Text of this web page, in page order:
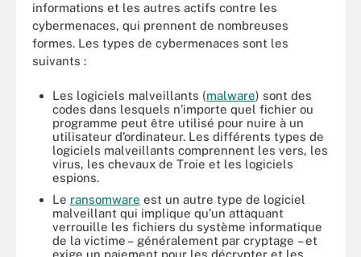
informations et les autres actifs contre les
cybermenaces, qui prennent de nombreuses
formes. Les types de cybermenaces sont les
suivants :
Les logiciels malveillants (malware) sont des
codes dans lesquels n’importe quel fichier ou
programme peut être utilisé pour nuire à un
utilisateur d’ordinateur. Les différents types de
logiciels malveillants comprennent les vers, les
virus, les chevaux de Troie et les logiciels
espions.
Le ransomware est un autre type de logiciel
malveillant qui implique qu’un attaquant
verrouille les fichiers du système informatique
de la victime – généralement par cryptage – et
exige un paiement pour les décrypter et les